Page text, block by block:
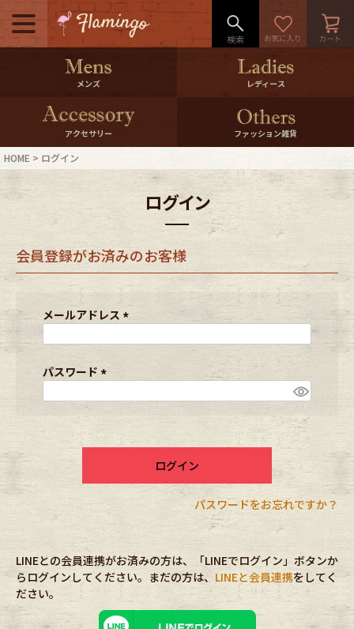
メニュー
500pt＆10％Offクーポンプレゼン
ト
10％0ffクーポンプレゼント
ログイン・会員登録 LINE ID連携
マイページ
ご利用ガイド International Shipping
店舗紹介 特集一覧
スタッフコーディネート
年代から探す
メンズ商品カテゴリーから探す
Tops Outer
Bottoms Fafatt
レディース商品カテゴリーから探す
メンズ レディース
アクセサリー ファッション雑貨
HOME ログイン
ログイン
会員登録がお済みのお客様
メールアドレス
)
パスワード
ログイン
パスワードをお忘れですか？
LINEとの会員連携がお済みの方は、「LINEでログイン」ボタンか
らログインしてください。まだの方は、 LINEと会員連携をしてく
ださい。